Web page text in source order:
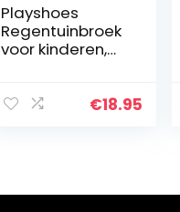
Playshoes
Regentuinbroek
voor kinderen,
modderbroek
€18.95